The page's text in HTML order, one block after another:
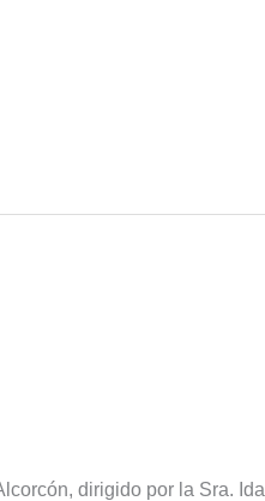
dirigido por la Sra. Ida